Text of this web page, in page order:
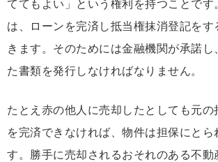
ててもよい」という権利を持つことです
は、ローンを完済し抵当権抹消登記をす
きます。そのためには金融機関が承諾し
た書類を発行しなければなりません。
たとえ赤の他人に売却したとしても元の
を完済できなければ、物件は担保にとら
す。勝手に売却されるおそれのある不動